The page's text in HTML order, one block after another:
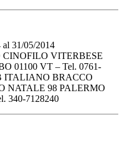
31/05/2014
CINOFILO VITERBESE
01100 VT – Tel. 0761-
ITALIANO BRACCO
NATALE 98 PALERMO
340-7128240